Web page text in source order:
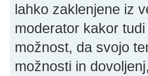
lahko zaklenjene iz
moderator kakor
možnost, da svojo
možnosti in